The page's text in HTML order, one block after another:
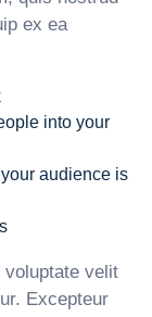
ex ea
into your
audience is
voluptate velit
Excepteur